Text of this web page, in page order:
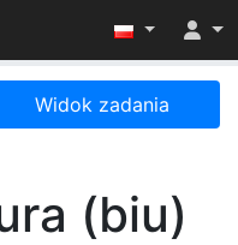
menu
Widok zadania
(biu)